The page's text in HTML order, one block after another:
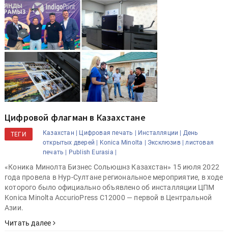
Цифровой флагман в Казахстане
ТЕГИ Казахстан | Цифровая печать | Инсталляции | День
открытых дверей | Konica Minolta | Эксклюзив | листовая
печать | Publish Eurasia |
«Коника Минолта Бизнес Сольюшнз Казахстан» 15 июля 2022
года провела в Нур-Султане региональное мероприятие, в ходе
которого было официально объявлено об инсталляции ЦПМ
Konica Minolta AccurioPress C12000 — первой в Центральной
Азии.
Читать далее